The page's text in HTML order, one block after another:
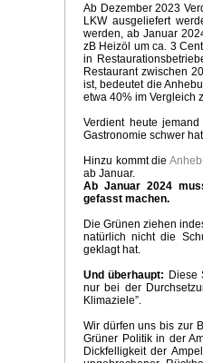
Ab Dezember 2023
LKW ausgeliefert
werden, ab Januar
zB Heizöl um ca. 3
in
Restaurant zwischen
ist, bedeutet die
etwa 40% im Vergleich
Verdient heute
Gastronomie schwer
Hinzu kommt die
ab Januar.
Ab Januar 2024
gefasst machen.
Die Grünen ziehen
natürlich nicht die
geklagt hat.
Und überhaupt: Diese
nur bei der
Klimaziele”.
Wir dürfen uns bis zur
Grüner Politik in der
Dickfelligkeit der